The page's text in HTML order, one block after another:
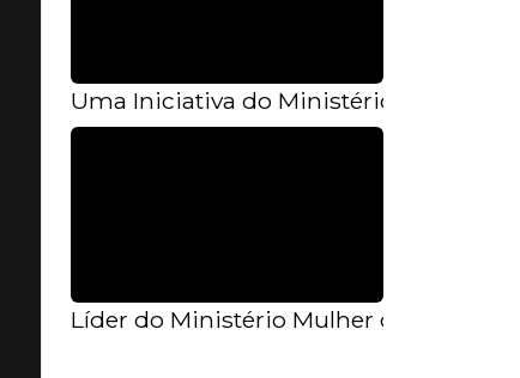
Uma Iniciativa do Ministério Mulher de
Líder do Ministério Mulher de Fé